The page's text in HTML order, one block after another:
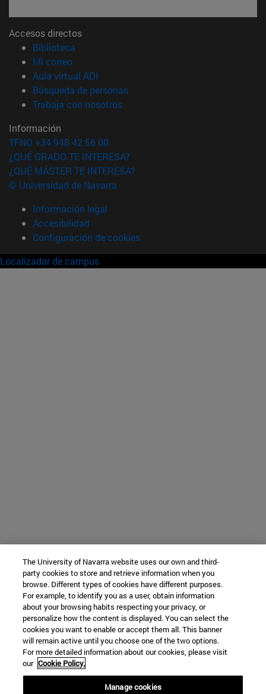
Accesos directos
Biblioteca
Mi correo(abre en nueva ventana)
Aula virtual ADI
Búsqueda de personas(abre en nueva ventana)
Trabaja con nosotros(abre en nueva ventana)
Información
TFNO +34 948 42 56 00
¿QUÉ GRADO TE INTERESA?
¿QUÉ MÁSTER TE INTERESA?
© Universidad de Navarra
Información legal
Accesibilidad
Configuración de cookies
Localizador de campus
The University of Navarra website uses our own and third-
party cookies to store and retrieve information when you
browse. Different types of cookies have different purposes.
For example, to identify you as a user, obtain information
about your browsing habits respecting your privacy, or
personalize how the content is displayed. You can select the
cookies you want to enable or accept them all. This banner
will remain active until you choose one of the two options.
For more detailed information about our cookies, please visit
our Cookie Policy.
Manage cookies